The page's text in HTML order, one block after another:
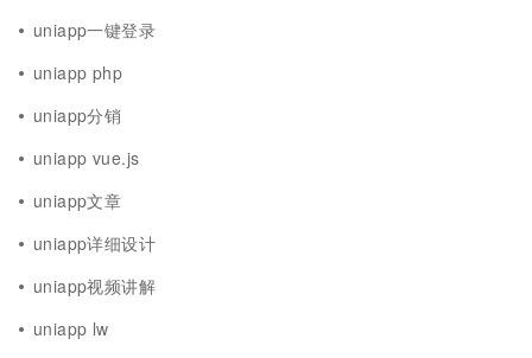
uniapp一键登录
uniapp php
uniapp分销
uniapp vue.js
uniapp文章
uniapp详细设计
uniapp视频讲解
uniapp lw